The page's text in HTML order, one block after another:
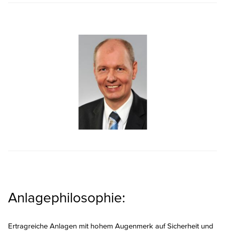
Anlagephilosophie:
Ertragreiche Anlagen mit hohem Augenmerk auf Sicherheit und